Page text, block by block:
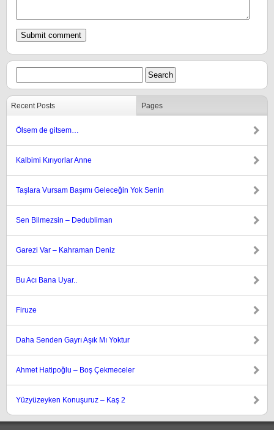
Recent Posts Pages
Ölsem de gitsem…
Kalbimi Kırıyorlar Anne
Taşlara Vursam Başımı Geleceğin Yok Senin
Sen Bilmezsin – Dedubliman
Garezi Var – Kahraman Deniz
Bu Acı Bana Uyar..
Firuze
Daha Senden Gayrı Aşık Mı Yoktur
Ahmet Hatipoğlu – Boş Çekmeceler
Yüzyüzeyken Konuşuruz – Kaş 2